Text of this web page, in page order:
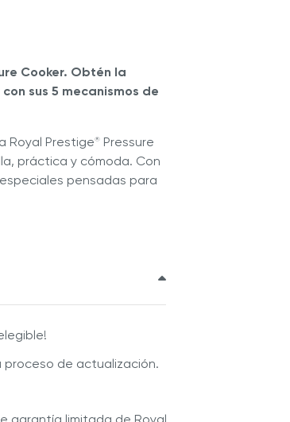
Cooker. Obtén la
sus 5 mecanismos de
Royal Prestige® Pressure
práctica y cómoda. Con
pensadas para
de actualización.